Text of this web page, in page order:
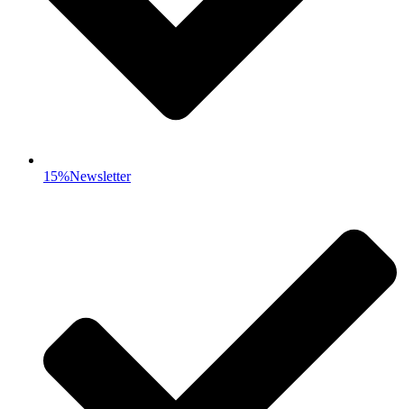
15%Newsletter